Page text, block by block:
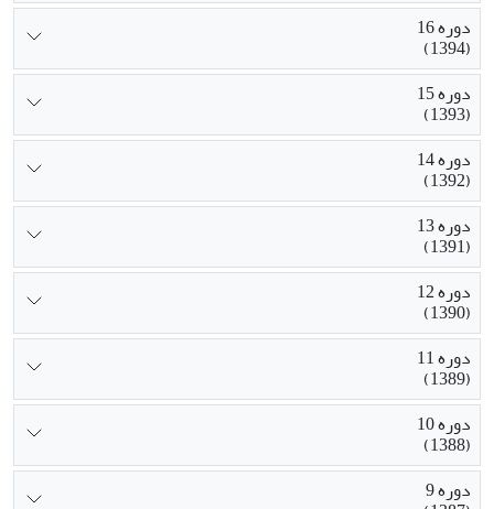
دوره 16
(1394)
دوره 15
(1393)
دوره 14
(1392)
دوره 13
(1391)
دوره 12
(1390)
دوره 11
(1389)
دوره 10
(1388)
دوره 9